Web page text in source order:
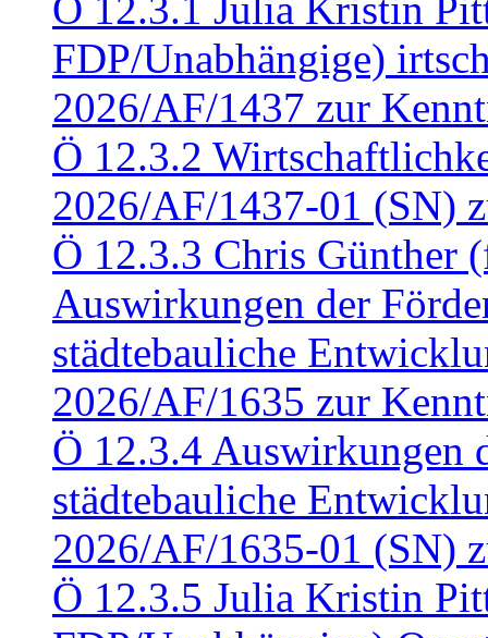
FDP/Unabhängige)
2026/AF/1437 zur
Ö 12.3.2
2026/AF/1437-01 (SN)
Ö 12.3.3 Chris Günther
Auswirkungen der
städtebauliche
2026/AF/1635 zur
Ö 12.3.4 Auswirkungen
städtebauliche
2026/AF/1635-01 (SN)
Ö 12.3.5 Julia Kristin